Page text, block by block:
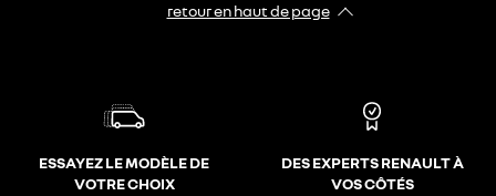
retour en haut de page​
ESSAYEZ LE MODÈLE DE
VOTRE CHOIX
DES EXPERTS RENAULT À
VOS CÔTÉS